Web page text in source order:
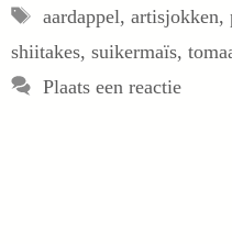
Tags
aardappel, artisjokken,
shiitakes, suikermaïs,
Plaats een reactie